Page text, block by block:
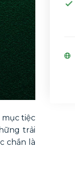
mục tiệc
trải
chắn là